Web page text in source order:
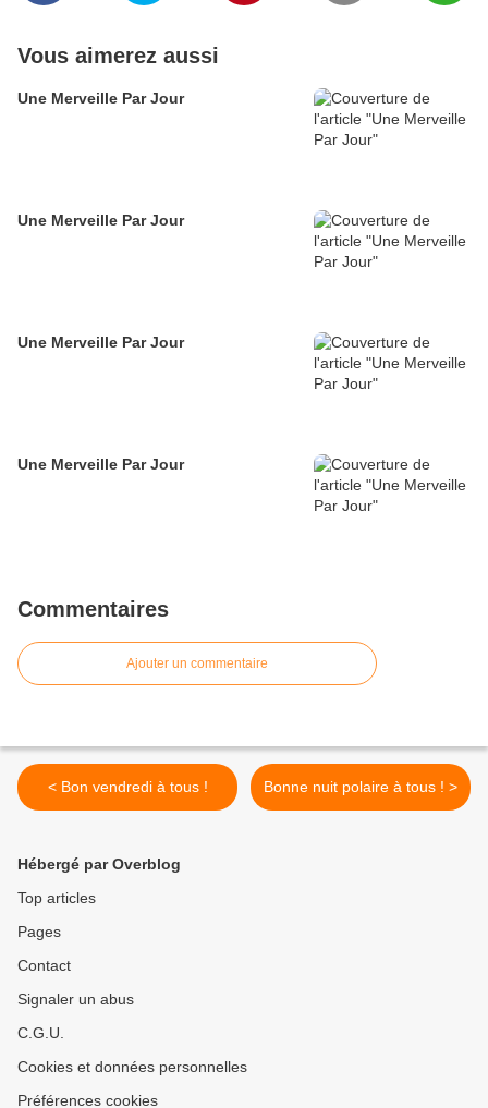
Vous aimerez aussi
Une Merveille Par Jour
Une Merveille Par Jour
Une Merveille Par Jour
Une Merveille Par Jour
Commentaires
Ajouter un commentaire
< Bon vendredi à tous ! Bonne nuit polaire à tous ! >
Hébergé par Overblog
Top articles
Pages
Contact
Signaler un abus
C.G.U.
Cookies et données personnelles
Préférences cookies